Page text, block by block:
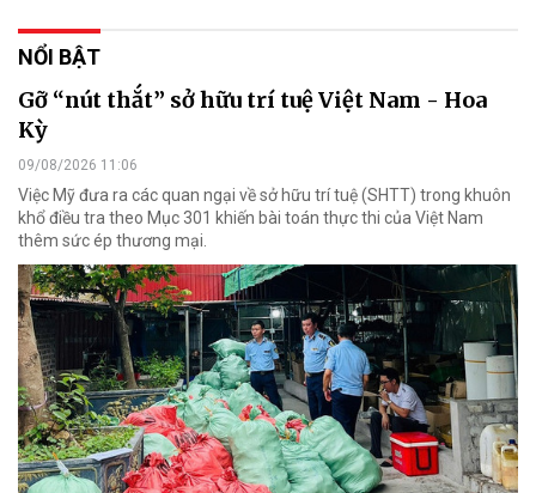
NỔI BẬT
Gỡ “nút thắt” sở hữu trí tuệ Việt Nam - Hoa
Kỳ
09/08/2026 11:06
Việc Mỹ đưa ra các quan ngại về sở hữu trí tuệ (SHTT) trong khuôn
khổ điều tra theo Mục 301 khiến bài toán thực thi của Việt Nam
thêm sức ép thương mại.